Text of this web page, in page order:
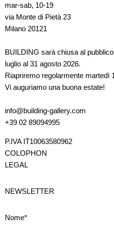
mar-sab, 10-19
via Monte di Pietà 23
Milano 20121
BUILDING sarà chiusa al
luglio al 31 agosto 2026.
Riapriremo regolarmente martedì
Vi auguriamo una buona estate!
info@building-gallery.com
+39 02 89094995
P.IVA IT10063580962
COLOPHON
LEGAL
NEWSLETTER
Nome*